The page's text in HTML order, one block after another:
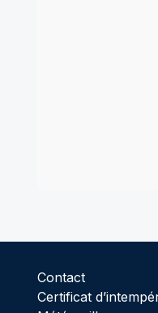
Contact
Certificat